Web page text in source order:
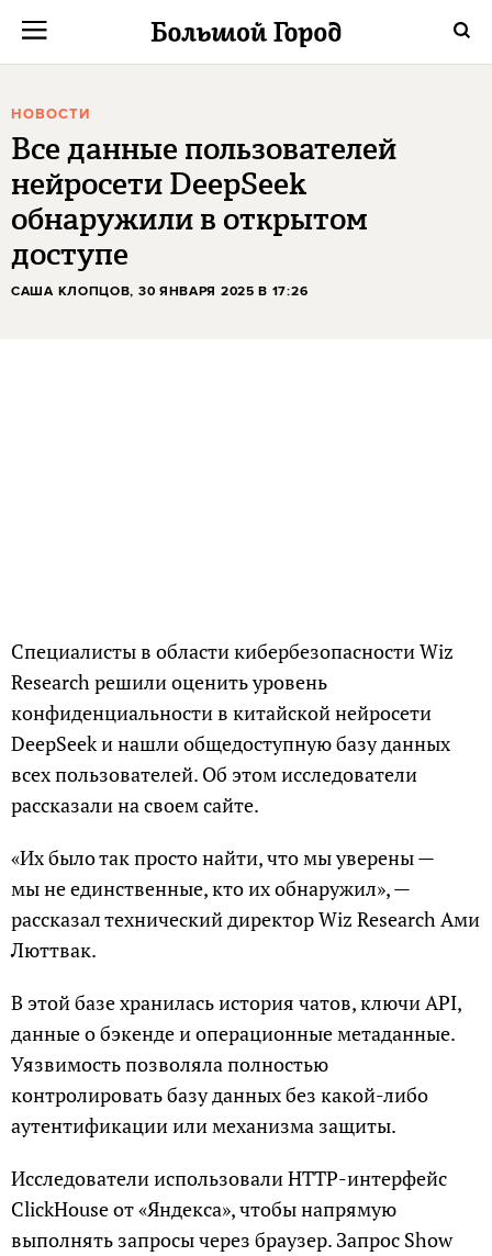
НОВОСТИ
Все данные пользователей
нейросети DeepSeek
обнаружили в открытом
доступе
САША КЛОПЦОВ, 30 ЯНВАРЯ 2025 В 17:26
Специалисты в области кибербезопасности Wiz
Research решили оценить уровень
конфиденциальности в китайской нейросети
DeepSeek и нашли общедоступную базу данных
всех пользователей. Об этом исследователи
рассказали на своем сайте.
«Их было так просто найти, что мы уверены —
мы не единственные, кто их обнаружил», —
рассказал технический директор Wiz Research Ами
Люттвак.
В этой базе хранилась история чатов, ключи API,
данные о бэкенде и операционные метаданные.
Уязвимость позволяла полностью
контролировать базу данных без какой-либо
аутентификации или механизма защиты.
Исследователи использовали HTTP-интерфейс
ClickHouse от «Яндекса», чтобы напрямую
выполнять запросы через браузер. Запрос Show